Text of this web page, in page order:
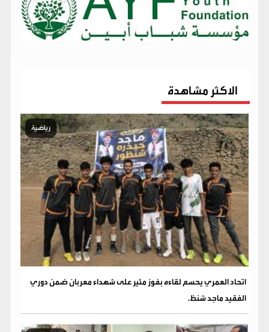
الاكثر مشاهدة
رياضية
اتحاد العمري يحسم لقاءه بفوز مثير على شهداء معربان ضمن دوري
الفقيد ماجد شنظ.